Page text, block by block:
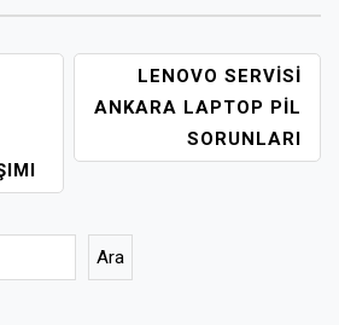
LENOVO SERVISI
ANKARA LAPTOP PIL
SORUNLARI
Ara